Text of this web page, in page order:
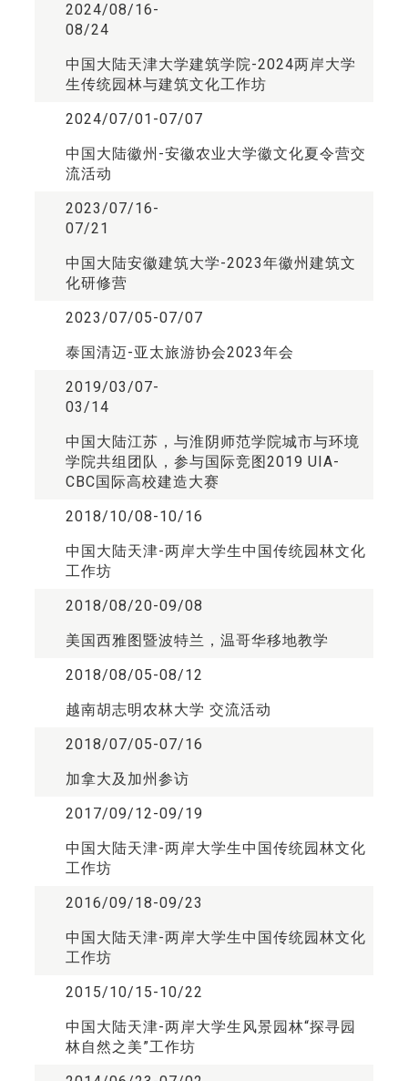
2024/08/16-
08/24
中国大陆天津大学建筑学院-2024两岸大学
生传统园林与建筑文化工作坊
2024/07/01-07/07
中国大陆徽州-安徽农业大学徽文化夏令营交
流活动
2023/07/16-
07/21
中国大陆安徽建筑大学-2023年徽州建筑文
化研修营
2023/07/05-07/07
泰国清迈-亚太旅游协会2023年会
2019/03/07-
03/14
中国大陆江苏，与淮阴师范学院城市与环境
学院共组团队，参与国际竞图2019 UIA-
CBC国际高校建造大赛
2018/10/08-10/16
中国大陆天津-两岸大学生中国传统园林文化
工作坊
2018/08/20-09/08
美国西雅图暨波特兰，温哥华移地教学
2018/08/05-08/12
越南胡志明农林大学 交流活动
2018/07/05-07/16
加拿大及加州参访
2017/09/12-09/19
中国大陆天津-两岸大学生中国传统园林文化
工作坊
2016/09/18-09/23
中国大陆天津-两岸大学生中国传统园林文化
工作坊
2015/10/15-10/22
中国大陆天津-两岸大学生风景园林“探寻园
林自然之美”工作坊